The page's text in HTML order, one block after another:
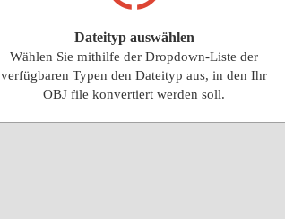
Dateityp auswählen
Wählen Sie mithilfe der Dropdown-Liste der
verfügbaren Typen den Dateityp aus, in den Ihr
OBJ file konvertiert werden soll.